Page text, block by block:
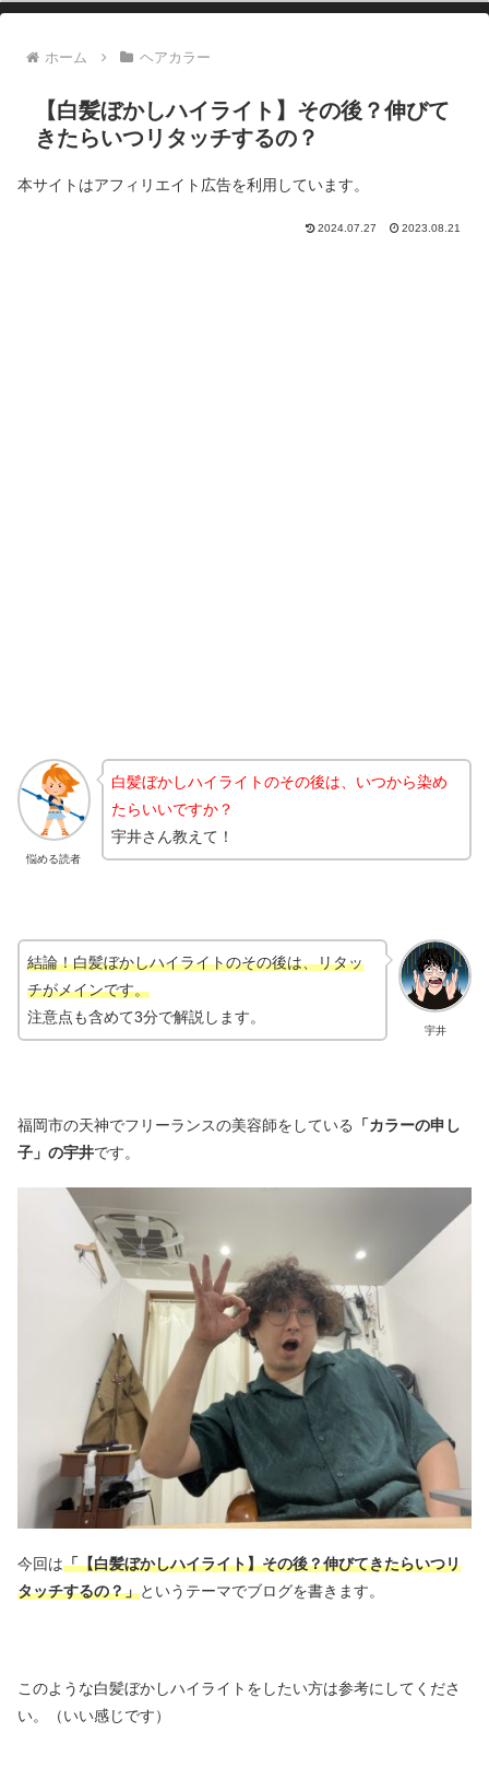
ホーム ヘアカラー
【白髪ぼかしハイライト】その後？伸びて
きたらいつリタッチするの？
本サイトはアフィリエイト広告を利用しています。
2024.07.27 2023.08.21
悩める読者
白髪ぼかしハイライトのその後は、いつから染め
たらいいですか？
宇井さん教えて！
宇井
結論！白髪ぼかしハイライトのその後は、リタッ
チがメインです。
注意点も含めて3分で解説します。
福岡市の天神でフリーランスの美容師をしている
「カラーの申し
子」の宇井です。
今回は「【白髪ぼかしハイライト】その後？伸びてきたらいつリ
タッチするの？」というテーマでブログを書きます。
このような白髪ぼかしハイライトをしたい方は参考にしてくださ
い。（いい感じです）